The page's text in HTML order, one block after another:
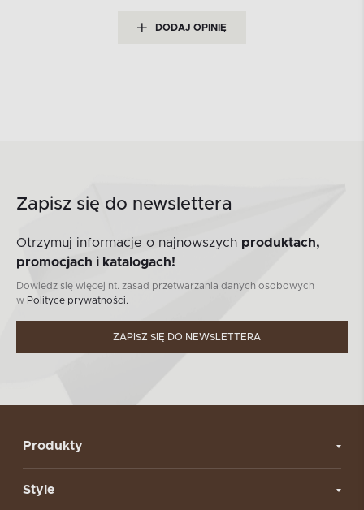
DODAJ OPINIĘ
Zapisz się do newslettera
Otrzymuj informacje o najnowszych produktach,
promocjach i katalogach!
Dowiedz się więcej nt. zasad przetwarzania danych osobowych
w Polityce prywatności.
ZAPISZ SIĘ DO NEWSLETTERA
Produkty
Style